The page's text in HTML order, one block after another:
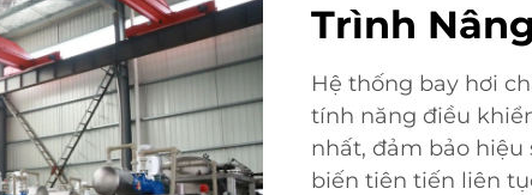
Trình
Hệ thống bay hơi
tính năng điều
nhất, đảm bảo hiệu
biến tiên tiến liên